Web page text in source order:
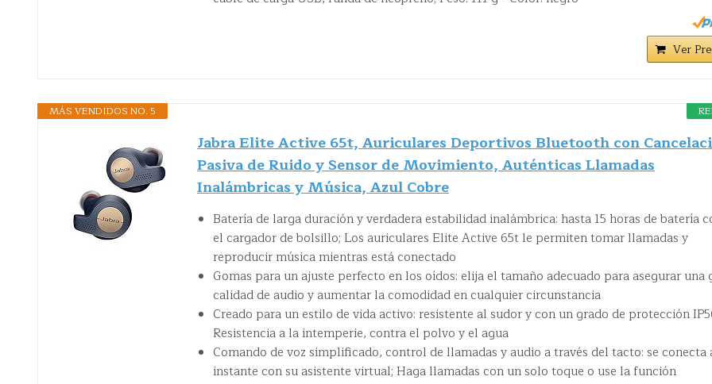
Ver
MÁS VENDIDOS NO. 5
Jabra Elite Active 65t, Auriculares Deportivos Bluetooth con
Pasiva de Ruido y Sensor de Movimiento, Auténticas Llamadas
Inalámbricas y Música, Azul Cobre
Batería de larga duración y verdadera estabilidad inalámbrica: hasta 15 horas de batería
el cargador de bolsillo; Los auriculares Elite Active 65t le permiten tomar llamadas y
reproducir música mientras está conectado
Gomas para un ajuste perfecto en los oídos: elija el tamaño adecuado para asegurar una
calidad de audio y aumentar la comodidad en cualquier circunstancia
Creado para un estilo de vida activo: resistente al sudor y con un grado de protección
Resistencia a la intemperie, contra el polvo y el agua
Comando de voz simplificado, control de llamadas y audio a través del tacto: se conecta
instante con su asistente virtual; Haga llamadas con un solo toque o use la función